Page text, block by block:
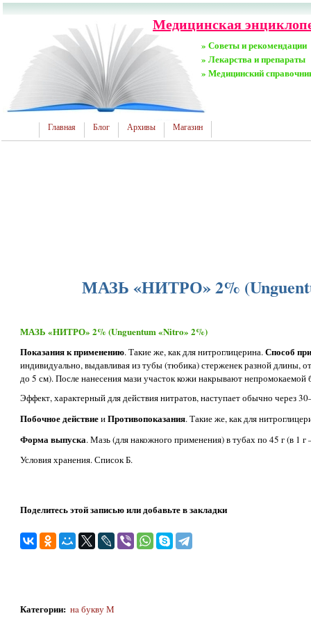
Медицинская
» Советы и рекомендации
» Лекарства и препараты
» Медицинский
Главная Блог Архивы Магазин
МАЗЬ «НИТРО» 2%
МАЗЬ «НИТРО» 2% (Unguentum «Nitro» 2%)
Показания к применению. Такие же, как для нитроглицерина. Способ
индивидуально, выдавливая из тубы (тюбика) стерженек разной длины,
до 5 см). После нанесения мази участок кожи накрывают непромокаемой
Эффект, характерный для действия нитратов, наступает обычно через
Побочное действиеиПротивопоказания. Такие же, как для
Форма выпуска. Мазь (для накожного применения) в тубах по 45 г (в 1
Условия хранения. Список Б.
Поделитесь этой записью или добавьте в закладки
Категории: нa букву М